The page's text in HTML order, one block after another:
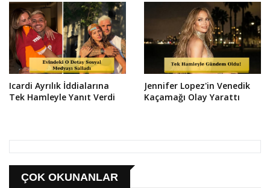
Icardi Ayrılık İddialarına
Tek Hamleyle Yanıt Verdi
Jennifer Lopez'in Venedik
Kaçamağı Olay Yarattı
ÇOK OKUNANLAR